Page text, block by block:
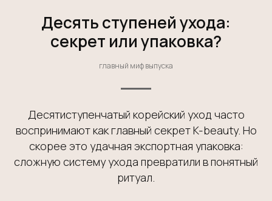
Десять ступеней ухода:
секрет или упаковка?
главный миф выпуска
Десятиступенчатый корейский уход часто
воспринимают как главный секрет K-beauty. Но
скорее это удачная экспортная упаковка:
сложную систему ухода превратили в понятный
ритуал.